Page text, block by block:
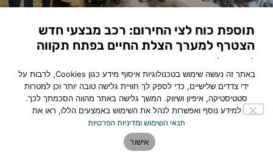
תוספת כוח לצי החירום: רכב מבצעי חדש
הצטרף למערך הצלת החיים בפתח תקווה
לכתבה המלאה »
באתר זה נעשה שימוש בטכנולוגיות איסוף מידע כגון Cookies, לרבות על
ידי צדדים שלישיים, כדי לספק לך חוויית גלישה טובה יותר וכן למטרות
סטטיסטיקה, איפיון ושיווק. המשך גלישה באתר מהווה הסכמתך לכך.
למידע נוסף ואפשרות לנהל את השימוש באמצעים הללו, ראו את
תנאי השימוש ומדיניות הפרטיות
אישור